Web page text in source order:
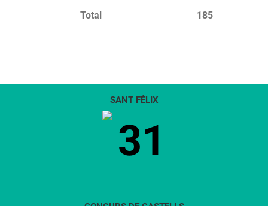
Total 185
SANT FÈLIX
31